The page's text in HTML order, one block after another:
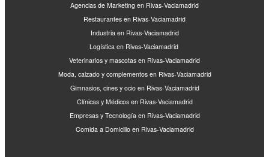
Agencias de Marketing en Rivas-Vaciamadrid
Restaurantes en Rivas-Vaciamadrid
Industria en Rivas-Vaciamadrid
Logística en Rivas-Vaciamadrid
Veterinarios y mascotas en Rivas-Vaciamadrid
Moda, calzado y complementos en Rivas-Vaciamadrid
Gimnasios, cines y ocio en Rivas-Vaciamadrid
Clínicas y Médicos en Rivas-Vaciamadrid
Empresas y Tecnología en Rivas-Vaciamadrid
Comida a Domicilio en Rivas-Vaciamadrid